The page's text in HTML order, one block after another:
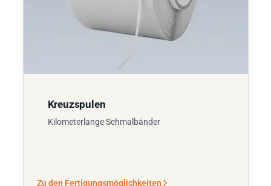
Kreuzspulen
Kilometerlange Schmalbänder
Zu den Fertigungsmöglichkeiten